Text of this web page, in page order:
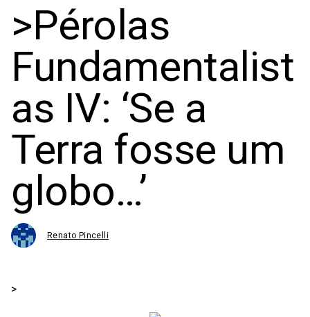
>Pérolas
Fundamentalist
as IV: ‘Se a
Terra fosse um
globo…’
Renato Pincelli
>